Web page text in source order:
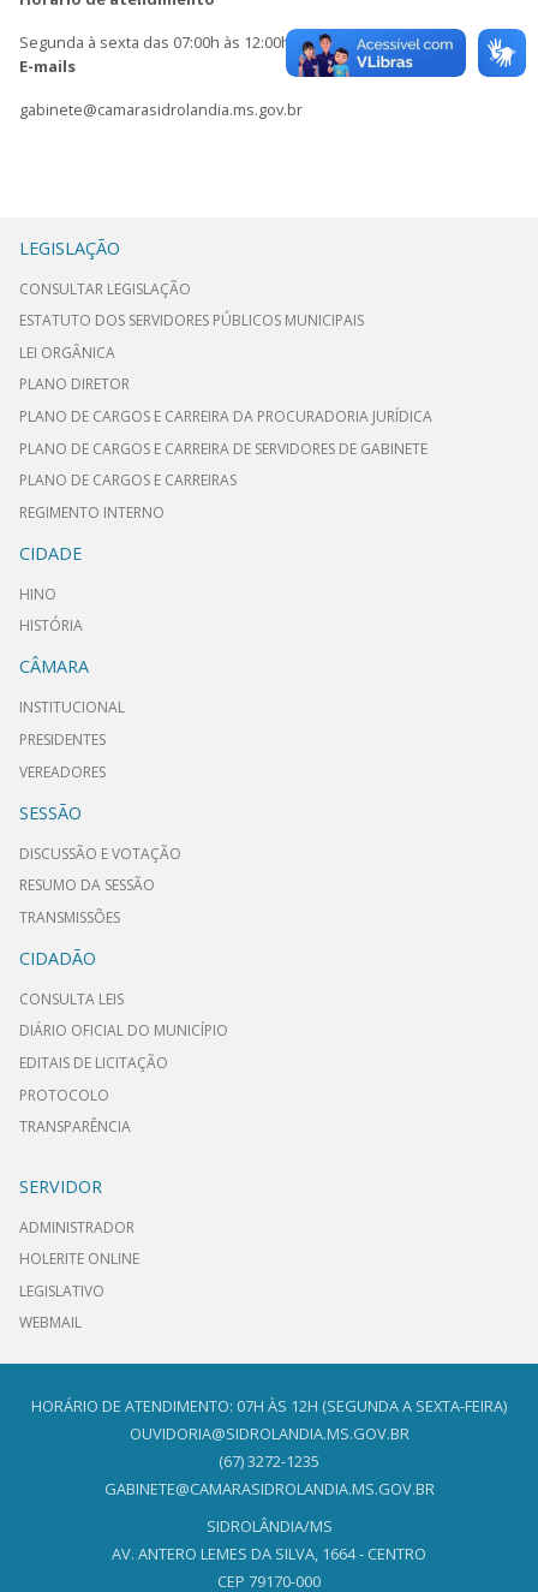
Segunda à sexta das 07:00h às 12:00h
E-mails
gabinete@camarasidrolandia.ms.gov.br
LEGISLAÇÃO
CONSULTAR LEGISLAÇÃO
ESTATUTO DOS SERVIDORES PÚBLICOS MUNICIPAIS
LEI ORGÂNICA
PLANO DIRETOR
PLANO DE CARGOS E CARREIRA DA PROCURADORIA JURÍDICA
PLANO DE CARGOS E CARREIRA DE SERVIDORES DE GABINETE
PLANO DE CARGOS E CARREIRAS
REGIMENTO INTERNO
CIDADE
HINO
HISTÓRIA
CÂMARA
INSTITUCIONAL
PRESIDENTES
VEREADORES
SESSÃO
DISCUSSÃO E VOTAÇÃO
RESUMO DA SESSÃO
TRANSMISSÕES
CIDADÃO
CONSULTA LEIS
DIÁRIO OFICIAL DO MUNICÍPIO
EDITAIS DE LICITAÇÃO
PROTOCOLO
TRANSPARÊNCIA
SERVIDOR
ADMINISTRADOR
HOLERITE ONLINE
LEGISLATIVO
WEBMAIL
HORÁRIO DE ATENDIMENTO: 07H ÀS 12H (SEGUNDA A SEXTA-FEIRA)
OUVIDORIA@SIDROLANDIA.MS.GOV.BR
(67) 3272-1235
GABINETE@CAMARASIDROLANDIA.MS.GOV.BR
SIDROLÂNDIA/MS
AV. ANTERO LEMES DA SILVA, 1664 - CENTRO
CEP 79170-000